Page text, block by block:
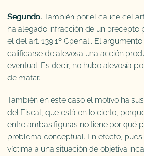
Segundo. También por el cauce del
ha alegado infracción de un precepto
el del art. 139,1º Cpenal . El
calificarse de alevosa una acción
eventual. Es decir, no hubo alevosía
de matar.
También en este caso el motivo ha
del Fiscal, que está en lo cierto,
entre ambas figuras no tiene por qué
problema conceptual. En efecto,
víctima a una situación de objetiva